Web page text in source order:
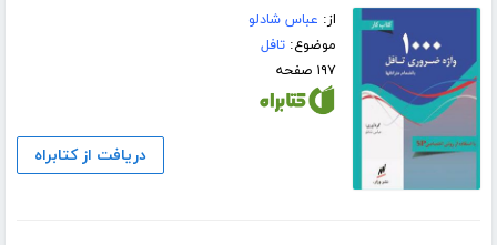
از: عباس شادلو
موضوع:تافل
۱۹۷ صفحه
دریافت از کتابراه